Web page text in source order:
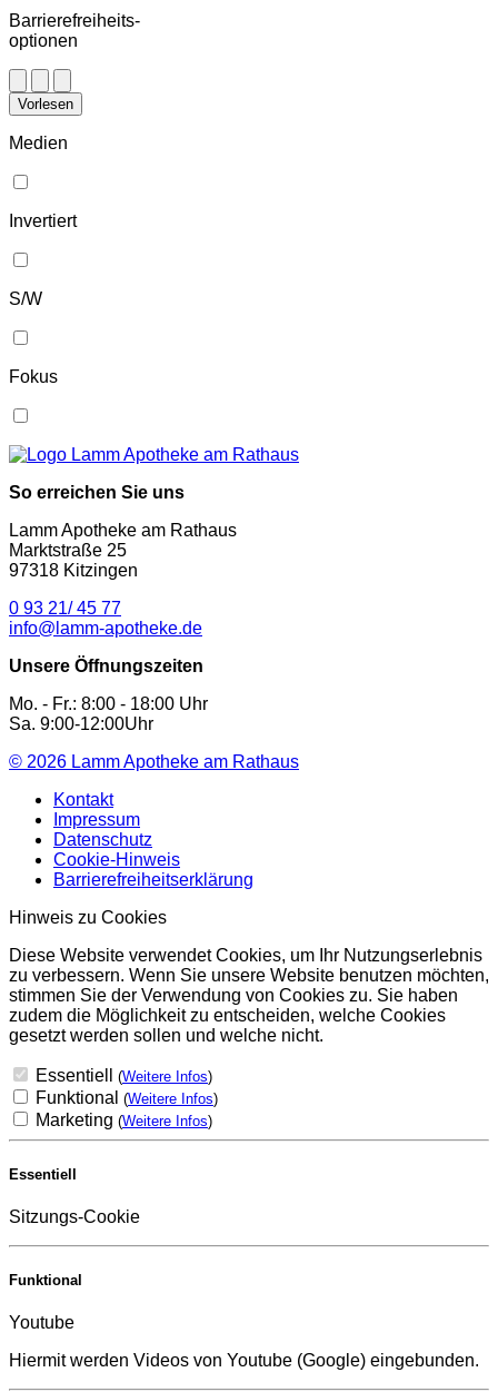
Barrierefreiheits-
optionen
Vorlesen
Medien
Invertiert
S/W
Fokus
So erreichen Sie uns
Lamm Apotheke am Rathaus
Marktstraße 25
97318 Kitzingen
0 93 21/ 45 77
info@lamm-apotheke.de
Unsere Öffnungszeiten
Mo. - Fr.: 8:00 - 18:00 Uhr
Sa. 9:00-12:00Uhr
© 2026 Lamm Apotheke am Rathaus
Kontakt
Impressum
Datenschutz
Cookie-Hinweis
Barrierefreiheitserklärung
Hinweis zu Cookies
Diese Website verwendet Cookies, um Ihr Nutzungserlebnis
zu verbessern. Wenn Sie unsere Website benutzen möchten,
stimmen Sie der Verwendung von Cookies zu. Sie haben
zudem die Möglichkeit zu entscheiden, welche Cookies
gesetzt werden sollen und welche nicht.
Essentiell (Weitere Infos)
Funktional (Weitere Infos)
Marketing (Weitere Infos)
Essentiell
Sitzungs-Cookie
Funktional
Youtube
Hiermit werden Videos von Youtube (Google) eingebunden.